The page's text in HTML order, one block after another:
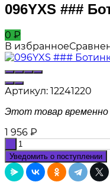
096YXS ###
0 ₽
В избранное
Артикул: 12241220
Этот товар временно
1 956 ₽
Уведомить о поступлении